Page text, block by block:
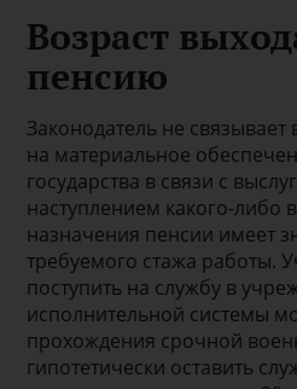
Возраст
пенсию
Законодатель не
на материальное
государства в связи с
наступлением какого-либо
назначения пенсии имеет
требуемого стажа работы.
поступить на службу в
исполнительной системы
прохождения срочной
гипотетически оставить